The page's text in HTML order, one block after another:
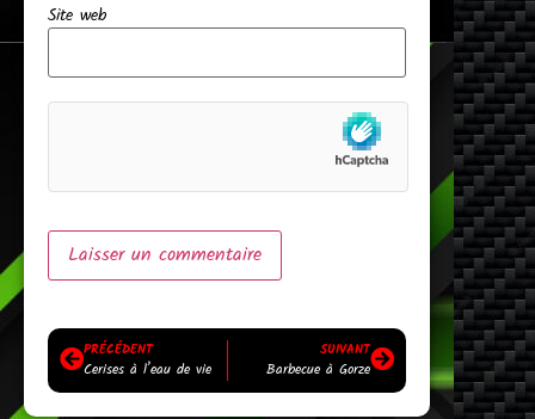
Site web
PRÉCÉDENT
Cerises à l’eau de vie
SUIVANT
Barbecue à Gorze